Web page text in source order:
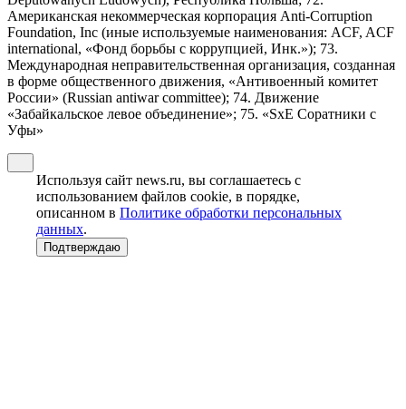
Американская некоммерческая корпорация Anti-Corruption
Foundation, Inc (иные используемые наименования: ACF, ACF
international, «Фонд борьбы с коррупцией, Инк.»); 73.
Международная неправительственная организация, созданная
в форме общественного движения, «Антивоенный комитет
России» (Russian antiwar committee); 74. Движение
«Забайкальское левое объединение»; 75. «SxE Соратники с
Уфы»
Используя сайт news.ru, вы соглашаетесь с
использованием файлов cookie, в порядке,
описанном в Политике обработки персональных
данных.
Подтверждаю